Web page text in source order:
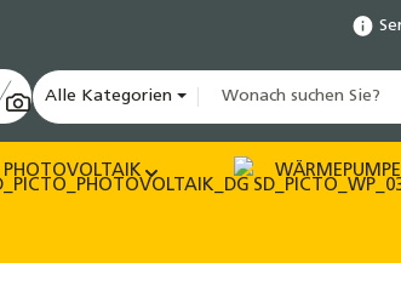
Alle Kategorien
PHOTOVOLTAIK